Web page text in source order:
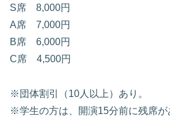
S席 8,000円
A席 7,000円
B席 6,000円
C席 4,500円
※団体割引（10人以上）あり。
※学生の方は、開演15分前に残席が